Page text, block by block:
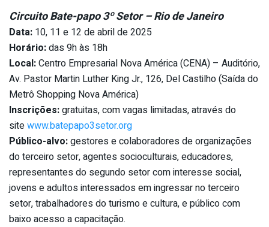
Circuito Bate-papo 3º Setor – Rio de Janeiro
Data: 10, 11 e 12 de abril de 2025
Horário:das 9h às 18h
Local:Centro Empresarial Nova América (CENA) – Auditório,
Av. Pastor Martin Luther King Jr., 126, Del Castilho (Saída do
Metrô Shopping Nova América)
Inscrições:gratuitas, com vagas limitadas, através do
sitewww.batepapo3setor.org
Público-alvo:gestores e colaboradores de organizações
do terceiro setor, agentes socioculturais, educadores,
representantes do segundo setor com interesse social,
jovens e adultos interessados em ingressar no terceiro
setor, trabalhadores do turismo e cultura, e público com
baixo acesso a capacitação.